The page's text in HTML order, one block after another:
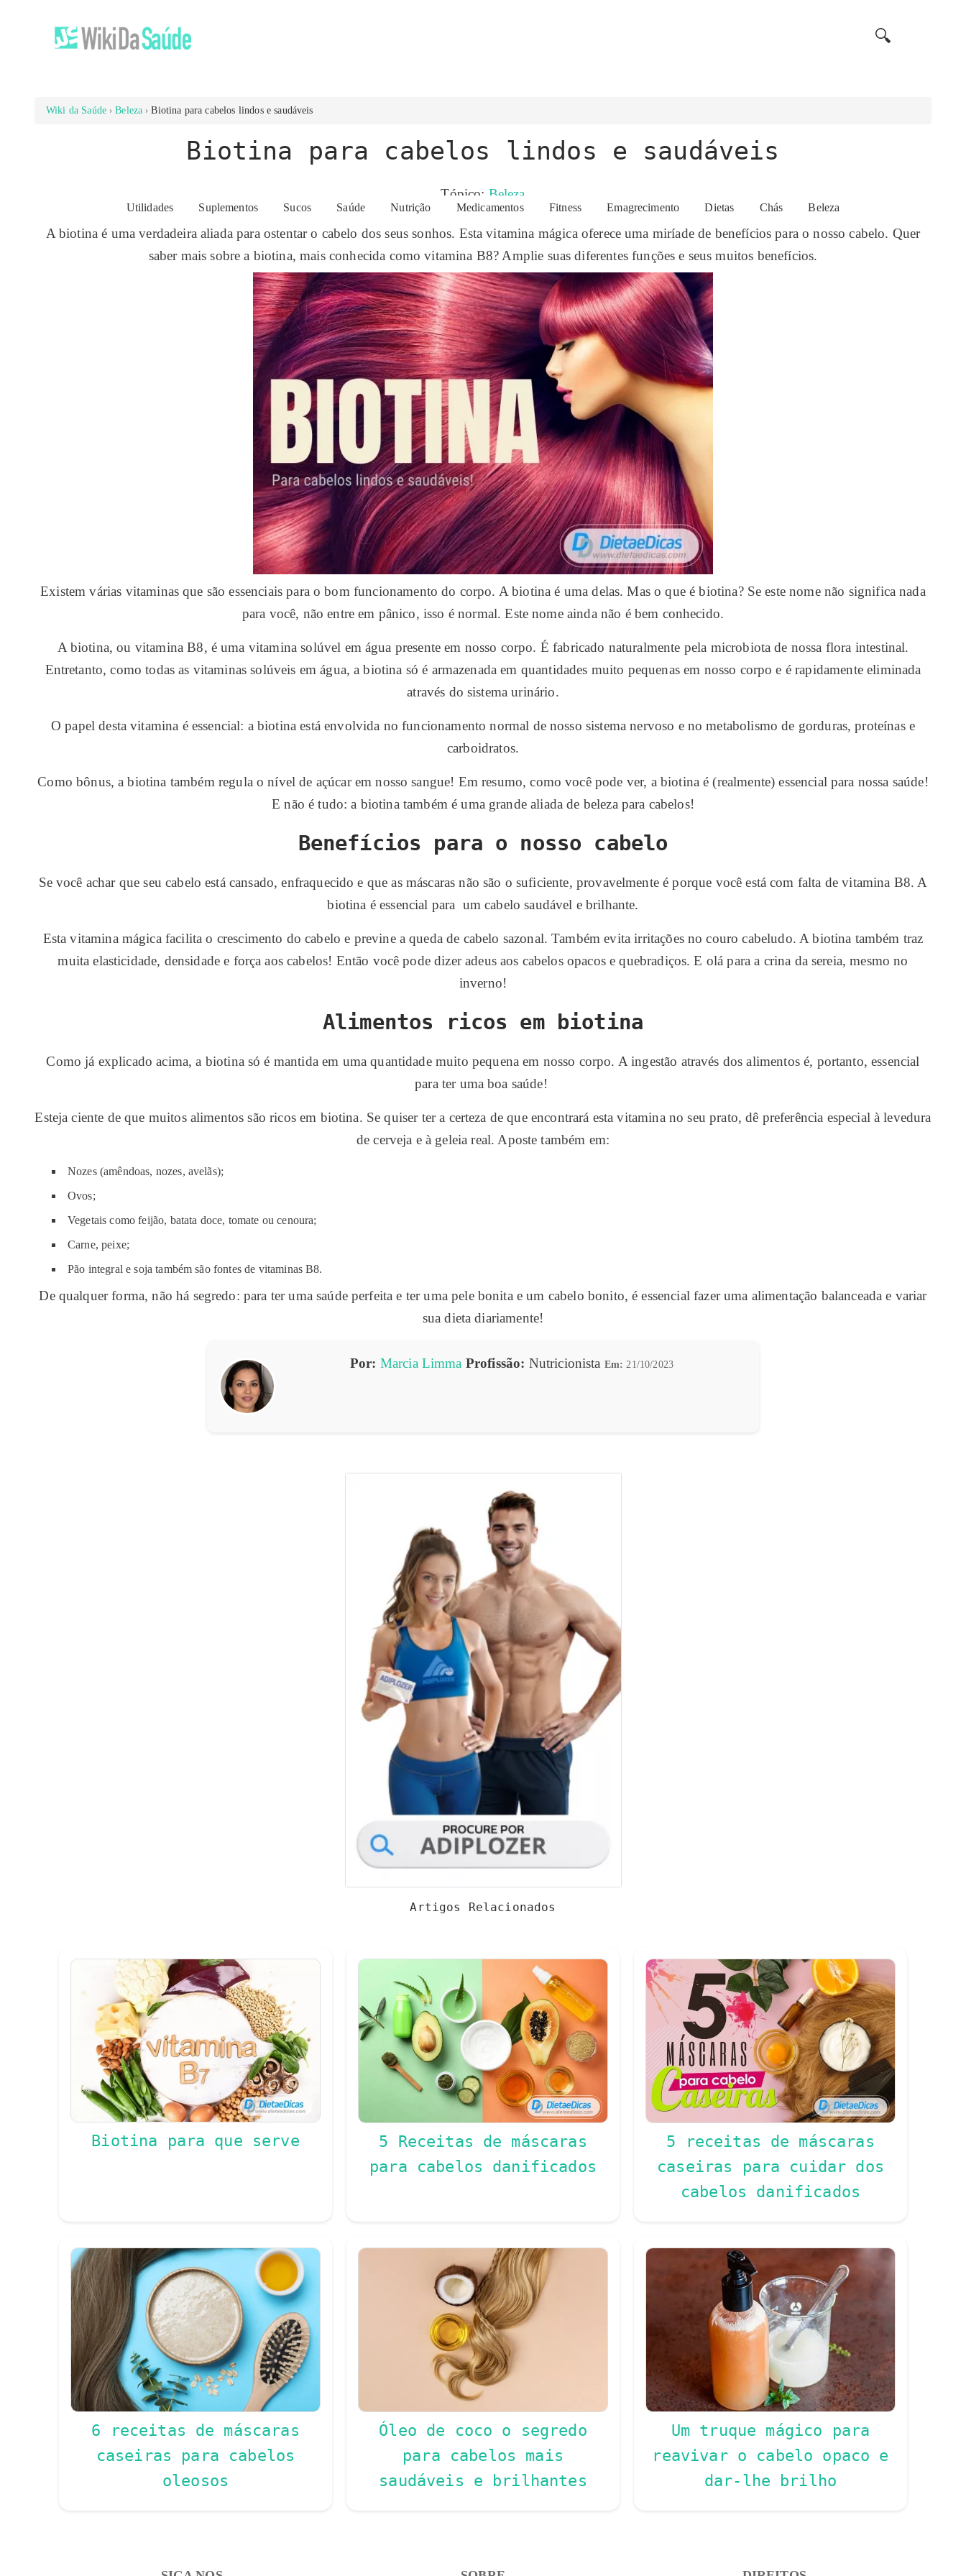
🔍
Utilidades Suplementos Sucos Saúde Nutrição Medicamentos Fitness Emagrecimento Dietas Chás Beleza
Wiki da Saúde Beleza Biotina para cabelos lindos e saudáveis
Biotina para cabelos lindos e saudáveis
Tópico: Beleza
A biotina é uma verdadeira aliada para ostentar o cabelo dos seus sonhos. Esta vitamina mágica oferece uma miríade de benefícios para o nosso cabelo. Quer
saber mais sobre a biotina, mais conhecida como vitamina B8? Amplie suas diferentes funções e seus muitos benefícios.
Existem várias vitaminas que são essenciais para o bom funcionamento do corpo. A biotina é uma delas. Mas o que é biotina? Se este nome não significa nada
para você, não entre em pânico, isso é normal. Este nome ainda não é bem conhecido.
A biotina, ou vitamina B8, é uma vitamina solúvel em água presente em nosso corpo. É fabricado naturalmente pela microbiota de nossa flora intestinal.
Entretanto, como todas as vitaminas solúveis em água, a biotina só é armazenada em quantidades muito pequenas em nosso corpo e é rapidamente eliminada
através do sistema urinário.
O papel desta vitamina é essencial: a biotina está envolvida no funcionamento normal de nosso sistema nervoso e no metabolismo de gorduras, proteínas e
carboidratos.
Como bônus, a biotina também regula o nível de açúcar em nosso sangue! Em resumo, como você pode ver, a biotina é (realmente) essencial para nossa saúde!
E não é tudo: a biotina também é uma grande aliada de beleza para cabelos!
Benefícios para o nosso cabelo
Se você achar que seu cabelo está cansado, enfraquecido e que as máscaras não são o suficiente, provavelmente é porque você está com falta de vitamina B8. A
biotina é essencial para um cabelo saudável e brilhante.
Esta vitamina mágica facilita o crescimento do cabelo e previne a queda de cabelo sazonal. Também evita irritações no couro cabeludo. A biotina também traz
muita elasticidade, densidade e força aos cabelos! Então você pode dizer adeus aos cabelos opacos e quebradiços. E olá para a crina da sereia, mesmo no
inverno!
Alimentos ricos em biotina
Como já explicado acima, a biotina só é mantida em uma quantidade muito pequena em nosso corpo. A ingestão através dos alimentos é, portanto, essencial
para ter uma boa saúde!
Esteja ciente de que muitos alimentos são ricos em biotina. Se quiser ter a certeza de que encontrará esta vitamina no seu prato, dê preferência especial à levedura
de cerveja e à geleia real. Aposte também em:
Nozes (amêndoas, nozes, avelãs);
Ovos;
Vegetais como feijão, batata doce, tomate ou cenoura;
Carne, peixe;
Pão integral e soja também são fontes de vitaminas B8.
De qualquer forma, não há segredo: para ter uma saúde perfeita e ter uma pele bonita e um cabelo bonito, é essencial fazer uma alimentação balanceada e variar
sua dieta diariamente!
Por: Marcia Limma Profissão: Nutricionista Em: 21/10/2023
Artigos Relacionados
Biotina para que serve
5 Receitas de máscaras
para cabelos danificados
5 receitas de máscaras
caseiras para cuidar dos
cabelos danificados
6 receitas de máscaras
caseiras para cabelos
oleosos
Óleo de coco o segredo
para cabelos mais
saudáveis e brilhantes
Um truque mágico para
reavivar o cabelo opaco e
dar-lhe brilho